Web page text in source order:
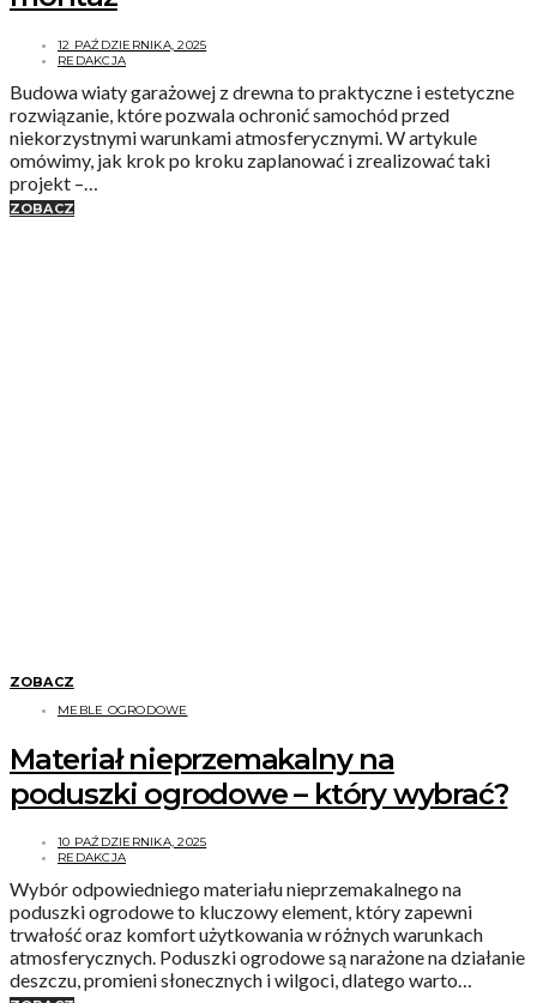
12 PAŹDZIERNIKA, 2025
REDAKCJA
Budowa wiaty garażowej z drewna to praktyczne i estetyczne
rozwiązanie, które pozwala ochronić samochód przed
niekorzystnymi warunkami atmosferycznymi. W artykule
omówimy, jak krok po kroku zaplanować i zrealizować taki
projekt –…
ZOBACZ
ZOBACZ
MEBLE OGRODOWE
Materiał nieprzemakalny na
poduszki ogrodowe – który wybrać?
10 PAŹDZIERNIKA, 2025
REDAKCJA
Wybór odpowiedniego materiału nieprzemakalnego na
poduszki ogrodowe to kluczowy element, który zapewni
trwałość oraz komfort użytkowania w różnych warunkach
atmosferycznych. Poduszki ogrodowe są narażone na działanie
deszczu, promieni słonecznych i wilgoci, dlatego warto…